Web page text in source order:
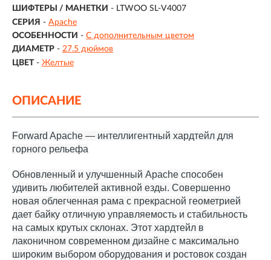
ШИФТЕРЫ / МАНЕТКИ - LTWOO SL-V4007
СЕРИЯ - Apache
ОСОБЕННОСТИ - С дополнительным цветом
ДИАМЕТР - 27.5 дюймов
ЦВЕТ - Желтые
ОПИСАНИЕ
Forward Apache — интеллигентный хардтейл для
горного рельефа
Обновленный и улучшенный Apache способен
удивить любителей активной езды. Совершенно
новая облегченная рама с прекрасной геометрией
дает байку отличную управляемость и стабильность
на самых крутых склонах. Этот хардтейл в
лаконичном современном дизайне с максимально
широким выбором оборудования и ростовок создан